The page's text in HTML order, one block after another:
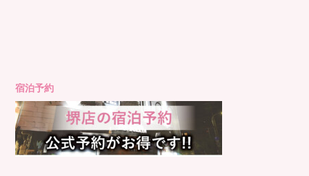
宿泊予約